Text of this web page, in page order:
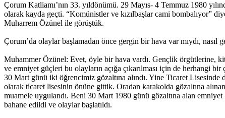
Çorum Katliamı’nın 33. yıldönümü. 29 Mayıs- 4 Temmuz 1980
olarak kayda geçti. “Komünistler ve kızılbaşlar cami bombalıyor”
Muharrem Özünel ile görüştük.
Çorum’da olaylar başlamadan önce gergin bir hava var mıydı, nasıl
Muhammer Özünel: Evet, öyle bir hava vardı. Gençlik örgütlerine,
ve emniyet güçleri bu olayların açığa çıkarılması için de herhangi
30 Mart günü iki öğrencimiz gözaltına alındı. Yine Ticaret
olarak ticaret lisesinin önüne gittik. Oradan karakolda gözaltına
muamele uygulandı. Beni 30 Mart 1980 günü gözaltına alan
bahane edildi ve olaylar başlatıldı.